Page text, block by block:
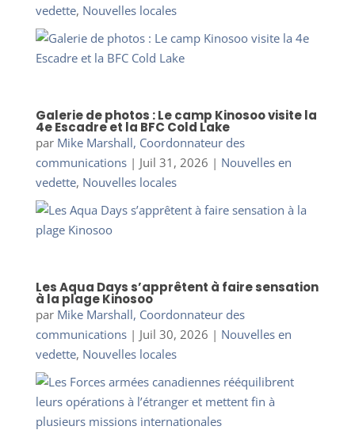
vedette, Nouvelles locales
Galerie de photos : Le camp Kinosoo visite la
4e Escadre et la BFC Cold Lake
par Mike Marshall, Coordonnateur des
communications| Juil 31, 2026 | Nouvelles en
vedette, Nouvelles locales
Les Aqua Days s’apprêtent à faire sensation
à la plage Kinosoo
par Mike Marshall, Coordonnateur des
communications| Juil 30, 2026 | Nouvelles en
vedette, Nouvelles locales